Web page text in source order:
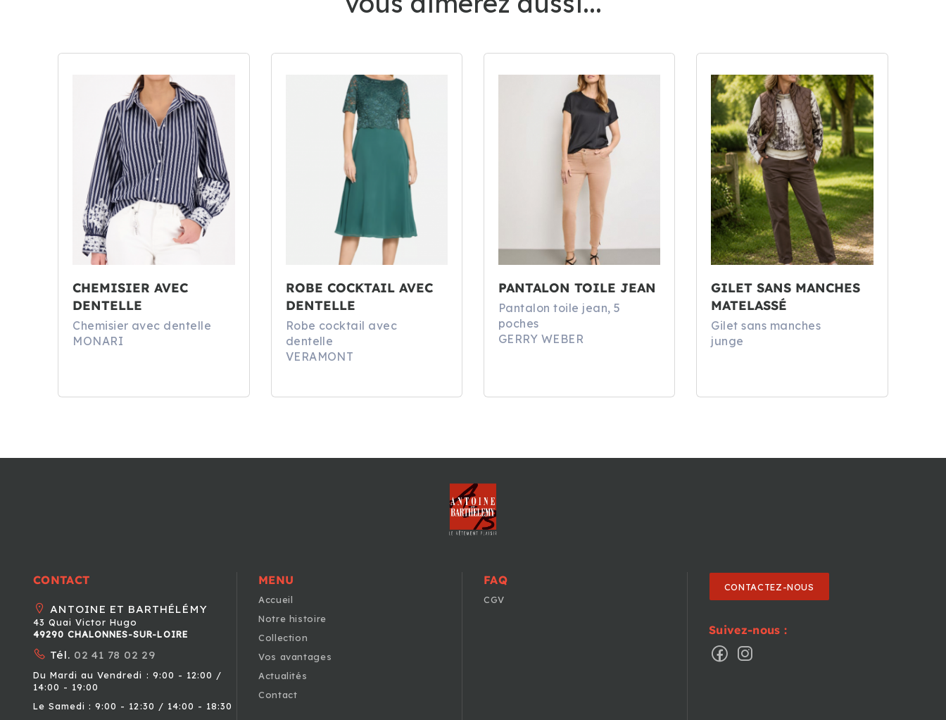
CHEMISIER AVEC
DENTELLE
Chemisier avec dentelle
MONARI
ROBE COCKTAIL AVEC
DENTELLE
Robe cocktail avec
dentelle
VERAMONT
PANTALON TOILE JEAN
Pantalon toile jean, 5
poches
GERRY WEBER
GILET SANS MANCHES
MATELASSÉ
Gilet sans manches
junge
CONTACT
ANTOINE ET BARTHÉLÉMY
43 Quai Victor Hugo
49290 CHALONNES-SUR-LOIRE
Tél. 02 41 78 02 29
Du Mardi au Vendredi : 9:00 - 12:00 /
14:00 - 19:00
Le Samedi : 9:00 - 12:30 / 14:00 - 18:30
MENU
Accueil
Notre histoire
Collection
Vos avantages
Actualités
Contact
FAQ
CGV
CONTACTEZ-NOUS
Suivez-nous :